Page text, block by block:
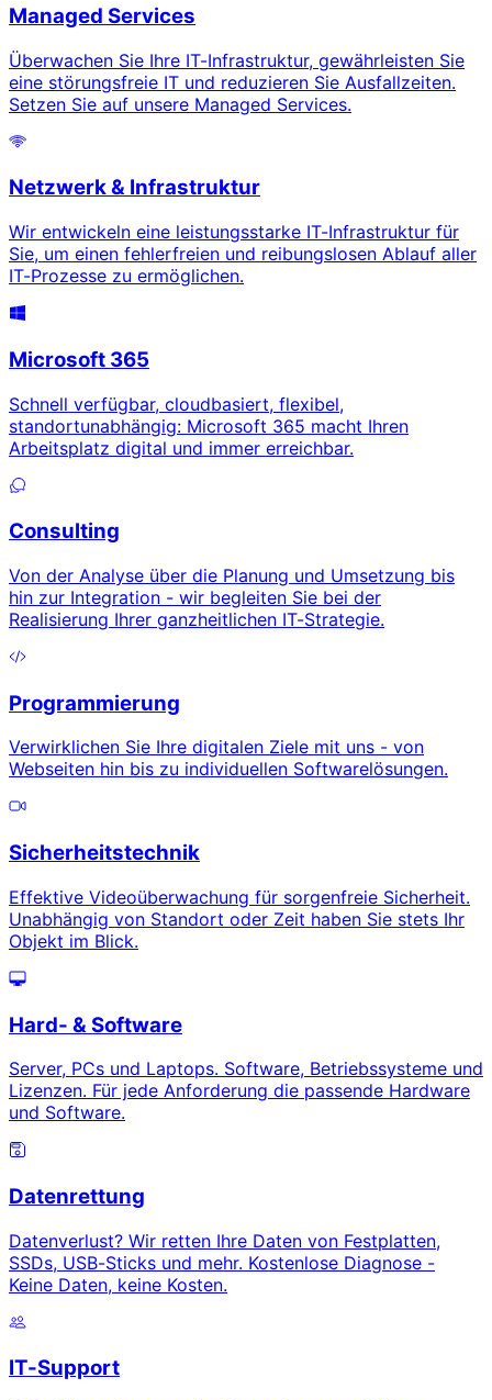
Managed Services
Überwachen Sie Ihre IT-Infrastruktur, gewährleisten Sie
eine störungsfreie IT und reduzieren Sie Ausfallzeiten.
Setzen Sie auf unsere Managed Services.
Netzwerk & Infrastruktur
Wir entwickeln eine leistungsstarke IT-Infrastruktur für
Sie, um einen fehlerfreien und reibungslosen Ablauf aller
IT-Prozesse zu ermöglichen.
Microsoft 365
Schnell verfügbar, cloudbasiert, flexibel,
standortunabhängig: Microsoft 365 macht Ihren
Arbeitsplatz digital und immer erreichbar.
Consulting
Von der Analyse über die Planung und Umsetzung bis
hin zur Integration - wir begleiten Sie bei der
Realisierung Ihrer ganzheitlichen IT-Strategie.
Programmierung
Verwirklichen Sie Ihre digitalen Ziele mit uns - von
Webseiten hin bis zu individuellen Softwarelösungen.
Sicherheitstechnik
Effektive Videoüberwachung für sorgenfreie Sicherheit.
Unabhängig von Standort oder Zeit haben Sie stets Ihr
Objekt im Blick.
Hard- & Software
Server, PCs und Laptops. Software, Betriebssysteme und
Lizenzen. Für jede Anforderung die passende Hardware
und Software.
Datenrettung
Datenverlust? Wir retten Ihre Daten von Festplatten,
SSDs, USB-Sticks und mehr. Kostenlose Diagnose -
Keine Daten, keine Kosten.
IT-Support